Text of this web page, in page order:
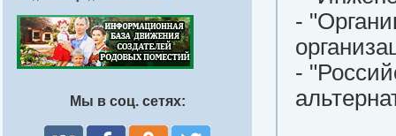
Мы в соц. сетях:
-
-